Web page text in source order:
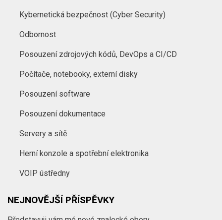
Kybernetická bezpečnost (Cyber Security)
Odbornost
Posouzení zdrojových kódů, DevOps a CI/CD
Počítače, notebooky, externí disky
Posouzení software
Posouzení dokumentace
Servery a sítě
Herní konzole a spotřební elektronika
VOIP ústředny
NEJNOVĚJŠÍ PŘÍSPĚVKY